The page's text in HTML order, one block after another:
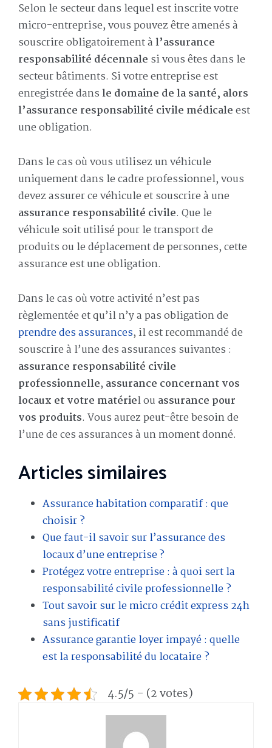
Selon le secteur dans lequel est inscrite votre
micro-entreprise, vous pouvez être amenés à
souscrire obligatoirement àl’assurance
responsabilité décennale si vous êtes dans le
secteur bâtiments. Si votre entreprise est
enregistrée dansle domaine de la santé, alors
l’assurance responsabilité civile médicaleest
une obligation.
Dans le cas où vous utilisez un véhicule
uniquement dans le cadre professionnel, vous
devez assurer ce véhicule et souscrire à une
assurance responsabilité civile. Que le
véhicule soit utilisé pour le transport de
produits ou le déplacement de personnes, cette
assurance est une obligation.
Dans le cas où votre activité n’est pas
règlementée et qu’il n’y a pas obligation de
prendre des assurances, il est recommandé de
souscrire à l’une des assurances suivantes :
assurance responsabilité civile
professionnelle, assurance concernant vos
locaux et votre matériel ou assurance pour
vos produits. Vous aurez peut-être besoin de
l’une de ces assurances à un moment donné.
Articles similaires
Assurance habitation comparatif : que
choisir ?
Que faut-il savoir sur l’assurance des
locaux d’une entreprise ?
Protégez votre entreprise : à quoi sert la
responsabilité civile professionnelle ?
Tout savoir sur le micro crédit express 24h
sans justificatif
Assurance garantie loyer impayé : quelle
est la responsabilité du locataire ?
4.5/5 - (2 votes)